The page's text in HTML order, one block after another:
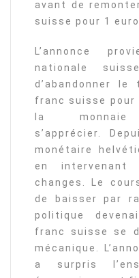
avant de
suisse pour 1 euro.
L’annonce
nationale
d’abandonner
franc suisse pour
la
s’apprécier.
monétaire
en
changes. Le
de baisser par
politique
franc suisse se
mécanique.
a surpris